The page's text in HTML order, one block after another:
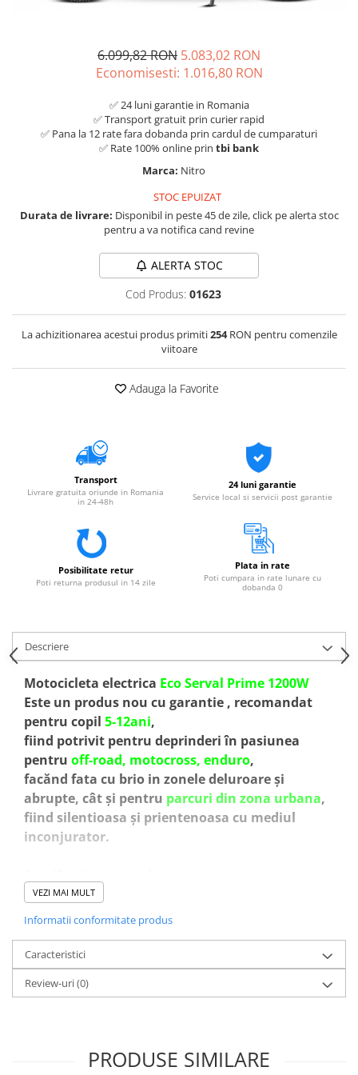
6.099,82 RON 5.083,02 RON
Economisesti: 1.016,80 RON
✅ 24 luni garantie in Romania
✅ Transport gratuit prin curier rapid
✅ Pana la 12 rate fara dobanda prin cardul de cumparaturi
✅ Rate 100% online prin tbi bank
Marca: Nitro
STOC EPUIZAT
Durata de livrare: Disponibil in peste 45 de zile, click pe alerta stoc
pentru a va notifica cand revine
ALERTA STOC
Cod Produs: 01623
La achizitionarea acestui produs primiti254RON pentru comenzile
viitoare
Adauga la Favorite
Transport
Livrare gratuita oriunde in Romania
in 24-48h
24 luni garantie
Service local si servicii post garantie
Posibilitate retur
Poti returna produsul in 14 zile
Plata in rate
Poti cumpara in rate lunare cu
dobanda 0
Descriere
Motocicleta electrica Eco Serval Prime 1200W
Este un produs nou cu garantie , recomandat
pentru copil 5-12ani,
fiind potrivit pentru deprinderi în pasiunea
pentru off-road, motocross, enduro,
facănd fata cu brio in zonele deluroare și
abrupte, cât și pentru parcuri din zona urbana,
fiind silentioasa și prientenoasa cu mediul
inconjurator.
Echipata cu
LITHIU ION
Amortizor spate
Frane pe dischidraulic
1 motor electric de putere
Pneuri fata pe 60/100-12
VEZI MAI MULT
Informatii conformitate produs
Caracteristici
Review-uri(0)
PRODUSE SIMILARE